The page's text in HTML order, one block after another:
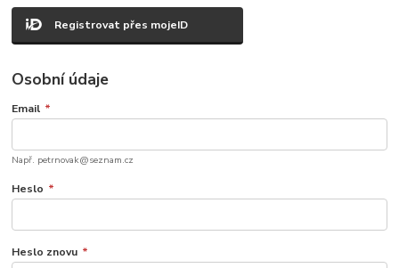
Registrovat přes mojeID
Osobní údaje
Email *
Např. petrnovak@seznam.cz
Heslo *
Heslo znovu *